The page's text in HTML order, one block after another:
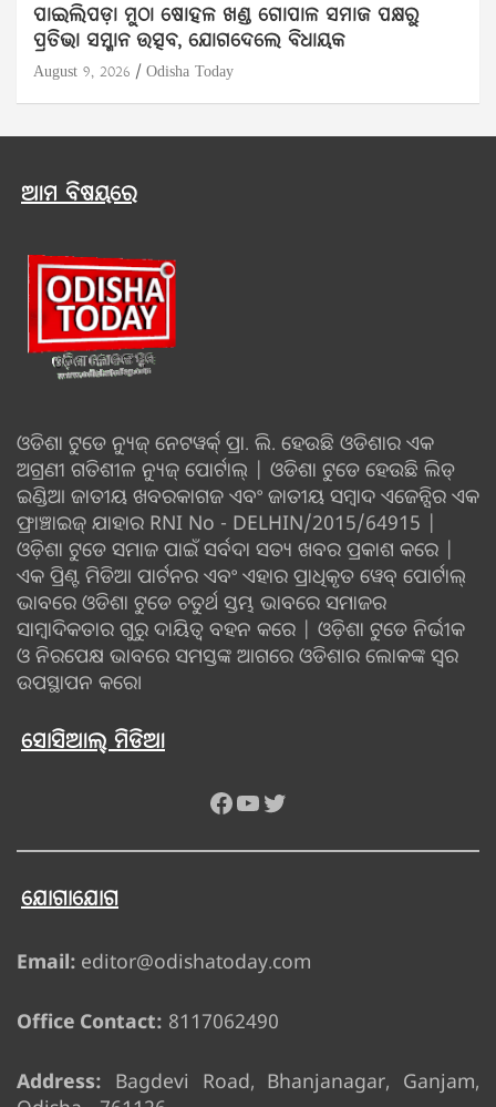
ପାଇଲିପଡ଼ା ମୁଠା ଷୋହଳ ଖଣ୍ଡ ଗୋପାଳ ସମାଜ ପକ୍ଷରୁ
ପ୍ରତିଭା ସମ୍ମାନ ଉତ୍ସବ, ଯୋଗଦେଲେ ବିଧାୟକ
August 9, 2026 Odisha Today
ଆମ ବିଷୟରେ
ଓଡିଶା ଟୁଡେ ନ୍ୟୁଜ୍ ନେଟୱର୍କ୍ ପ୍ରା. ଲି. ହେଉଛି ଓଡିଶାର ଏକ
ଅଗ୍ରଣୀ ଗତିଶୀଳ ନ୍ୟୁଜ୍ ପୋର୍ଟାଲ୍ | ଓଡିଶା ଟୁଡେ ହେଉଛି ଲିଡ୍
ଇଣ୍ଡିଆ ଜାତୀୟ ଖବରକାଗଜ ଏବଂ ଜାତୀୟ ସମ୍ବାଦ ଏଜେନ୍ସିର ଏକ
ଫ୍ରାଞ୍ଚାଇଜ୍ ଯାହାର RNI No - DELHIN/2015/64915 |
ଓଡ଼ିଶା ଟୁଡେ ସମାଜ ପାଇଁ ସର୍ବଦା ସତ୍ୟ ଖବର ପ୍ରକାଶ କରେ |
ଏକ ପ୍ରିଣ୍ଟ ମିଡିଆ ପାର୍ଟନର ଏବଂ ଏହାର ପ୍ରାଧିକୃତ ୱେବ୍ ପୋର୍ଟାଲ୍
ଭାବରେ ଓଡିଶା ଟୁଡେ ଚତୁର୍ଥ ସ୍ତମ୍ଭ ଭାବରେ ସମାଜର
ସାମ୍ବାଦିକତାର ଗୁରୁ ଦାୟିତ୍ବ ବହନ କରେ | ଓଡ଼ିଶା ଟୁଡେ ନିର୍ଭୀକ
ଓ ନିରପେକ୍ଷ ଭାବରେ ସମସ୍ତଙ୍କ ଆଗରେ ଓଡିଶାର ଲୋକଙ୍କ ସ୍ୱର
ଉପସ୍ଥାପନ କରେ।
ସୋସିଆଲ୍ ମିଡିଆ
Facebook
YouTube
Twitter
ଯୋଗାଯୋଗ
Email: editor@odishatoday.com
Office Contact: 8117062490
Address: Bagdevi Road, Bhanjanagar, Ganjam,